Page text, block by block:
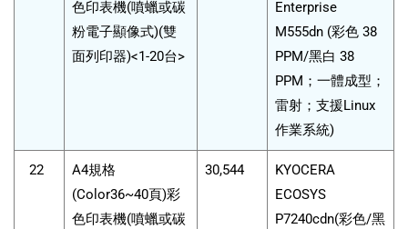
色印表機(噴蠟或碳
粉電子顯像式)(雙
面列印器)<1-20台>
Enterprise
M555dn (彩色 38
PPM/黑白 38
PPM；一體成型；
雷射；支援Linux
作業系統)
22
A4規格
(Color36~40頁)彩
色印表機(噴蠟或碳
30,544
KYOCERA
ECOSYS
P7240cdn(彩色/黑